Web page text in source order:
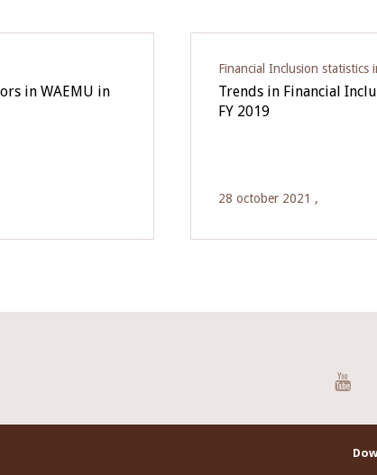
in WAEMU in
Financial Inclusion statistics
Trends in Financial
FY 2019
28 october 2021 ,